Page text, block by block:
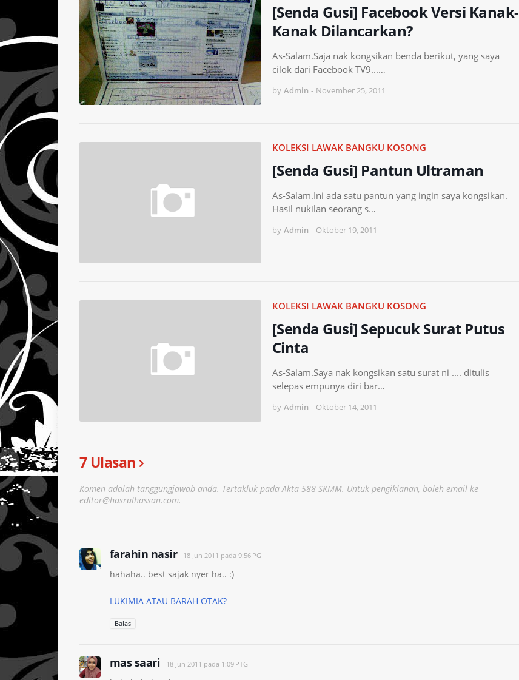
[Senda Gusi] Facebook Versi Kanak-
Kanak Dilancarkan?
As-Salam.Saja nak kongsikan benda berikut, yang saya
cilok dari Facebook TV9...…
by Admin - November 25, 2011
KOLEKSI LAWAK BANGKU KOSONG
[Senda Gusi] Pantun Ultraman
As-Salam.Ini ada satu pantun yang ingin saya kongsikan.
Hasil nukilan seorang s…
by Admin - Oktober 19, 2011
KOLEKSI LAWAK BANGKU KOSONG
[Senda Gusi] Sepucuk Surat Putus
Cinta
As-Salam.Saya nak kongsikan satu surat ni .... ditulis
selepas empunya diri bar…
by Admin - Oktober 14, 2011
7 Ulasan
Komen adalah tanggungjawab anda. Tertakluk pada Akta 588 SKMM. Untuk pengiklanan, boleh email ke
editor@hasrulhassan.com.
farahin nasir 18 Jun 2011 pada 9:56 PG
hahaha.. best sajak nyer ha.. :)
LUKIMIA ATAU BARAH OTAK?
Balas
mas saari 18 Jun 2011 pada 1:09 PTG